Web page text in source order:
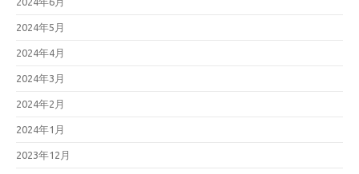
2024年5月
2024年4月
2024年3月
2024年2月
2024年1月
2023年12月